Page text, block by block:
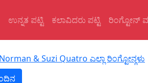
ಉನ್ನತ ಪಟ್ಟಿ ಕಲಾವಿದರು ಪಟ್ಟಿ ರಿಂಗ್ಟೋನ್
& Suzi Quatro ಎಲ್ಲಾ ರಿಂಗ್ಟೋನ್ಗಳು